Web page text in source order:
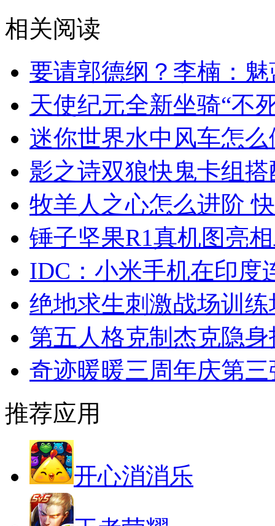
相关阅读
要请郭德纲？李楠：
天使纪元全新坐骑“不
迷你世界水中风车怎
影之诗双狼快鬼卡组
牧羊人之心怎么进阶
锤子坚果R1真机图亮
IDC：小米手机在印度
绝地求生刺激战场训
第五人格克制杰克隐
奇迹暖暖三周年庆第
推荐应用
开心消消乐